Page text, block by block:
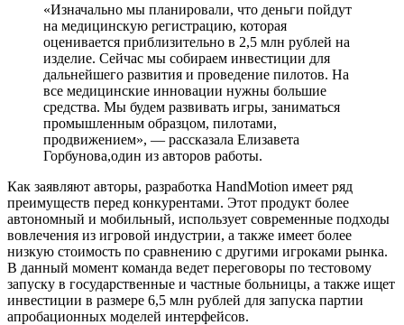
«Изначально мы планировали, что деньги пойдут
на медицинскую регистрацию, которая
оценивается приблизительно в 2,5 млн рублей на
изделие. Сейчас мы собираем инвестиции для
дальнейшего развития и проведение пилотов. На
все медицинские инновации нужны большие
средства. Мы будем развивать игры, заниматься
промышленным образцом, пилотами,
продвижением», — рассказала Елизавета
Горбунова,один из авторов работы.
Как заявляют авторы, разработка HandMotion имеет ряд
преимуществ перед конкурентами. Этот продукт более
автономный и мобильный, использует современные подходы
вовлечения из игровой индустрии, а также имеет более
низкую стоимость по сравнению с другими игроками рынка.
В данный момент команда ведет переговоры по тестовому
запуску в государственные и частные больницы, а также ищет
инвестиции в размере 6,5 млн рублей для запуска партии
апробационных моделей интерфейсов.